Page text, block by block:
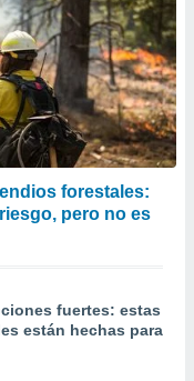
forestales:
pero no es
fuertes: estas
están hechas para